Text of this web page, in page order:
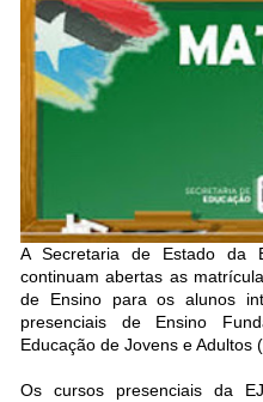
A Secretaria de Estado da
continuam abertas as
de Ensino para os alunos
presenciais de Ensino
Educação de Jovens e Adultos
Os cursos presenciais da